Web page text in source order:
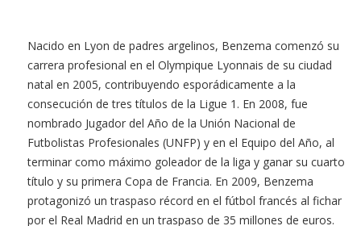
Nacido en Lyon de padres argelinos, Benzema comenzó su
carrera profesional en el Olympique Lyonnais de su ciudad
natal en 2005, contribuyendo esporádicamente a la
consecución de tres títulos de la Ligue 1. En 2008, fue
nombrado Jugador del Año de la Unión Nacional de
Futbolistas Profesionales (UNFP) y en el Equipo del Año, al
terminar como máximo goleador de la liga y ganar su cuarto
título y su primera Copa de Francia. En 2009, Benzema
protagonizó un traspaso récord en el fútbol francés al fichar
por el Real Madrid en un traspaso de 35 millones de euros.